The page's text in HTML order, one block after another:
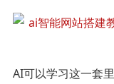
AI可以学习这一套